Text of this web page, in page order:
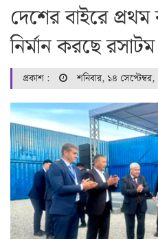
দেশের বাইরে প্রথম
নির্মান করছে রসাটম
প্রকাশ : শনিবার, ১৪